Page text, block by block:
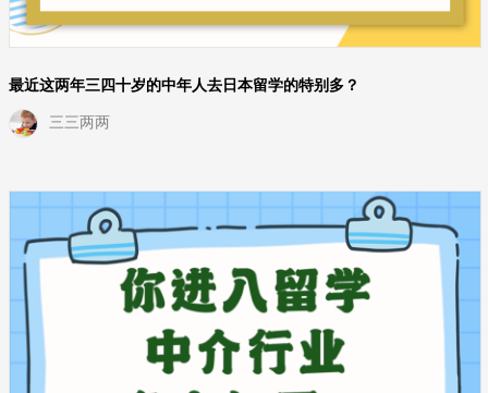
最近这两年三四十岁的中年人去日本留学的特别多？
三三两两